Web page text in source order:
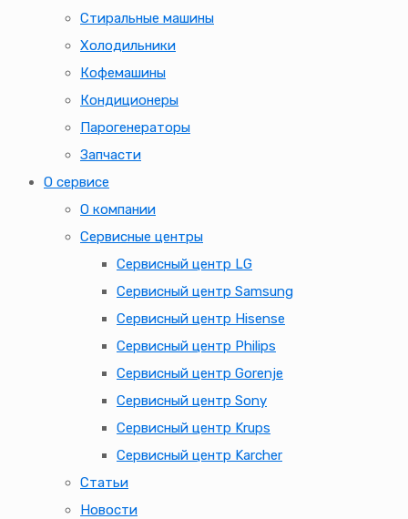
Стиральные машины
Холодильники
Кофемашины
Кондиционеры
Парогенераторы
Запчасти
О сервисе
О компании
Сервисные центры
Сервисный центр LG
Сервисный центр Samsung
Сервисный центр Hisense
Сервисный центр Philips
Сервисный центр Gorenje
Сервисный центр Sony
Сервисный центр Krups
Сервисный центр Karcher
Статьи
Новости